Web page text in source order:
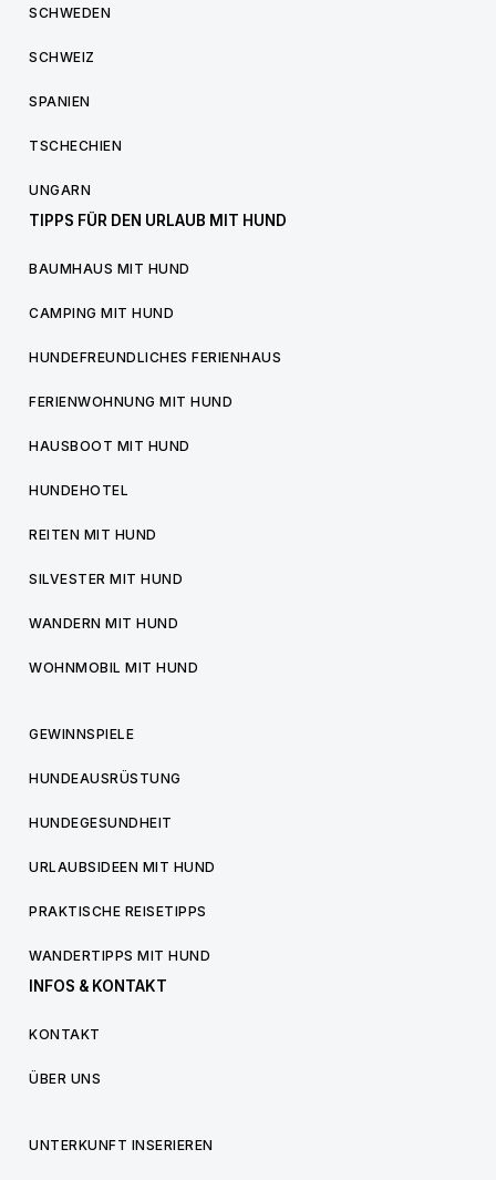
SCHWEDEN
SCHWEIZ
SPANIEN
TSCHECHIEN
UNGARN
TIPPS FÜR DEN URLAUB MIT HUND
BAUMHAUS MIT HUND
CAMPING MIT HUND
HUNDEFREUNDLICHES FERIENHAUS
FERIENWOHNUNG MIT HUND
HAUSBOOT MIT HUND
HUNDEHOTEL
REITEN MIT HUND
SILVESTER MIT HUND
WANDERN MIT HUND
WOHNMOBIL MIT HUND
GEWINNSPIELE
HUNDEAUSRÜSTUNG
HUNDEGESUNDHEIT
URLAUBSIDEEN MIT HUND
PRAKTISCHE REISETIPPS
WANDERTIPPS MIT HUND
INFOS & KONTAKT
KONTAKT
ÜBER UNS
UNTERKUNFT INSERIEREN